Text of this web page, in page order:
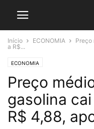
Início ECONOMIA
Preço
a R$...
ECONOMIA
Preço
gasolina cai
R$ 4,88,